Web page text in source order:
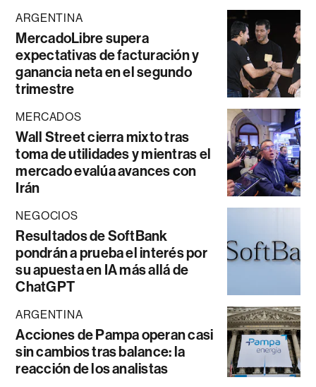
ARGENTINA
MercadoLibre supera
expectativas de facturación y
ganancia neta en el segundo
trimestre
MERCADOS
Wall Street cierra mixto tras
toma de utilidades y mientras el
mercado evalúa avances con
Irán
NEGOCIOS
Resultados de SoftBank
pondrán a prueba el interés por
su apuesta en IA más allá de
ChatGPT
ARGENTINA
Acciones de Pampa operan casi
sin cambios tras balance: la
reacción de los analistas